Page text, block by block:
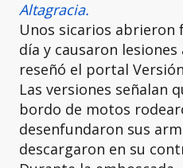
Altagracia.
Unos sicarios abrieron
día y causaron
reseñó el portal
Las versiones señalan
bordo de motos
desenfundaron sus
descargaron en su